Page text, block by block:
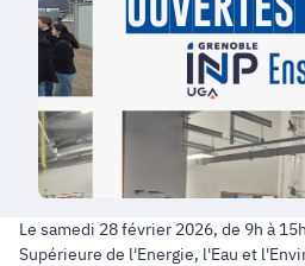
Le samedi 28 février 2026, de 9h à
Supérieure de l'Energie, l'Eau et